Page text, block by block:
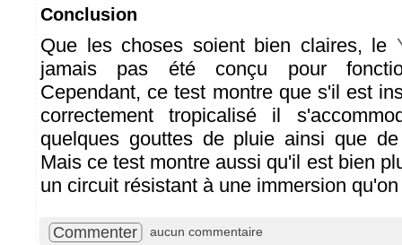
Conclusion
Que les choses soient bien claires, le
jamais pas été conçu pour
Cependant, ce test montre que s'il est
correctement tropicalisé il
quelques gouttes de pluie ainsi que
Mais ce test montre aussi qu'il est bien
un circuit résistant à une immersion
Commenter aucun commentaire